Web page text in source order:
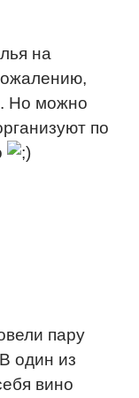
на
Но можно
по
пару
один из
вино